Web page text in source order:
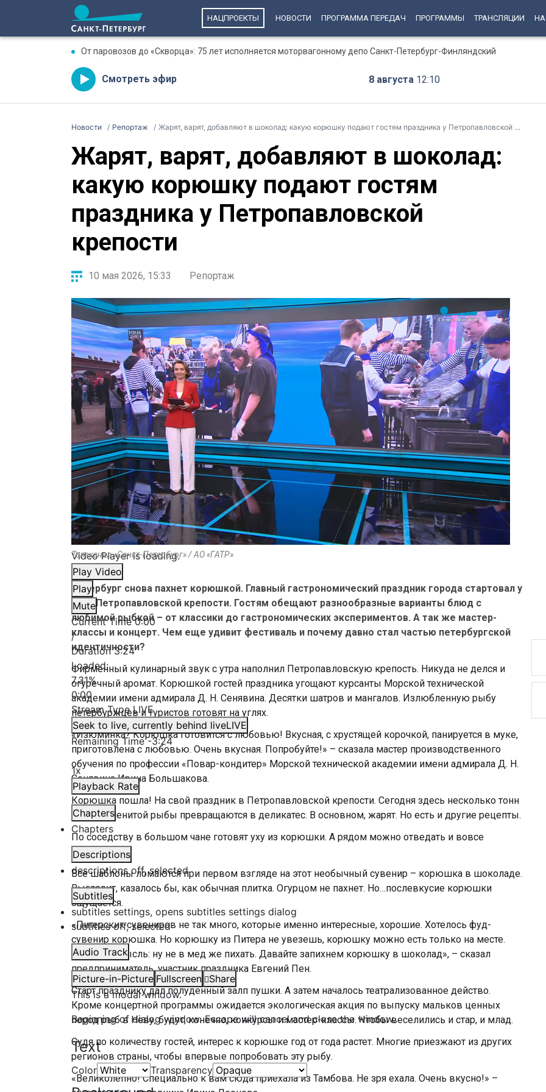
НАЦПРОЕКТЫ НОВОСТИ ПРОГРАММА ПЕРЕДАЧ ПРОГРАММЫ ТРАНСЛЯЦИИ
От паровозов до «Скворца»: 75 лет исполняется моторвагонному депо Санкт-Петербург-Финляндский
Смотреть эфир 8 августа 12:10
Новости Репортаж Жарят, варят, добавляют в шоколад: какую корюшку подают гостям праздника у Петропавловской крепости
Жарят, варят, добавляют в шоколад:
какую корюшку подают гостям
праздника у Петропавловской
крепости
10 мая 2026, 15:33 Репортаж
Video Player is loading.
Play Video
Play
Mute
Current Time0:00
/
Duration3:24
Loaded:
7.31%
0:00
Stream TypeLIVE
Seek to live, currently behind liveLIVE
Remaining Time-3:24
1x
Playback Rate
Chapters
Chapters
Descriptions
descriptions off, selected
Subtitles
subtitles settings, opens subtitles settings dialog
subtitles off, selected
Audio Track
Picture-in-Picture Fullscreen
Share
This is a modal window.
Beginning of dialog window. Escape will cancel and close the window.
Text
Color Transparency
Телеканал «Санкт-Петербург» / АО «ГАТР»
Петербург снова пахнет корюшкой. Главный гастрономический праздник города стартовал у
стен Петропавловской крепости. Гостям обещают разнообразные варианты блюд с
любимой рыбкой – от классики до гастрономических экспериментов. А так же мастер-
классы и концерт. Чем еще удивит фестиваль и почему давно стал частью петербургской
идентичности?
Фирменный кулинарный звук с утра наполнил Петропавловскую крепость. Никуда не делся и
огуречный аромат. Корюшкой гостей праздника угощают курсанты Морской технической
академии имени адмирала Д. Н. Сенявина. Десятки шатров и мангалов. Излюбленную рыбу
петербуржцев и туристов готовят на углях.
«Изюминка? Корюшка готовится с любовью! Вкусная, с хрустящей корочкой, панируется в муке,
приготовлена с любовью. Очень вкусная. Попробуйте!» – сказала мастер производственного
обучения по профессии «Повар-кондитер» Морской технической академии имени адмирала Д. Н.
Сенявина Ирина Большакова.
Корюшка пошла! На свой праздник в Петропавловской крепости. Сегодня здесь несколько тонн
этой знаменитой рыбы превращаются в деликатес. В основном, жарят. Но есть и другие рецепты.
По соседству в большом чане готовят уху из корюшки. А рядом можно отведать и вовсе
экзотику.
Все шаблоны ломаются при первом взгляде на этот необычный сувенир – корюшка в шоколаде.
Выглядит, казалось бы, как обычная плитка. Огурцом не пахнет. Но…послевкусие корюшки
ощущается.
«Питерских сувениров не так много, которые именно интересные, хорошие. Хотелось фуд-
сувенир корюшка. Но корюшку из Питера не увезешь, корюшку можно есть только на месте.
Возникла мысль: ну не в мед же пихать. Давайте запихнем корюшку в шоколад», – сказал
предприниматель, участник праздника Евгений Пен.
Старт празднику дал полуденный залп пушки. А затем началось театрализованное действо.
Кроме концертной программы ожидается экологическая акция по выпуску мальков ценных
пород рыб в Неву, будут, конечно, конкурсы и мастер-классы. Чтобы веселились и стар, и млад.
Судя по количеству гостей, интерес к корюшке год от года растет. Многие приезжают из других
регионов страны, чтобы впервые попробовать эту рыбу.
«Великолепно! Специально к вам сюда приехала из Тамбова. Не зря ехала. Очень вкусно!» –